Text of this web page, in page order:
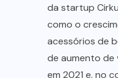
da startup
como o
acessórios de
de aumento de
em 2021 e, no